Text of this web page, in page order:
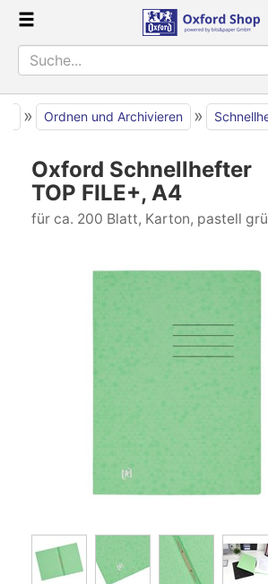
» Ordnen und Archivieren »
Oxford Schnellhefter
TOP FILE+, A4
für ca. 200 Blatt, Karton, pastell